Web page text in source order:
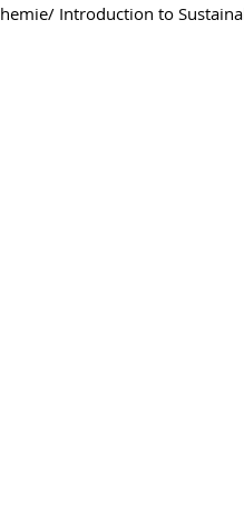
Introduction to